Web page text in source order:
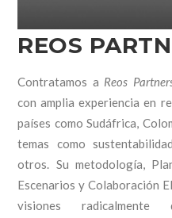
REOS
Contratamos a Reos
con amplia experiencia en
países como Sudáfrica,
temas como
otros. Su metodología,
Escenarios y Colaboración
visiones radicalmente